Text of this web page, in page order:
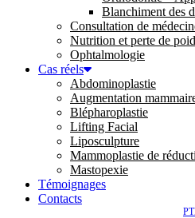
Blanchiment des
Consultation de
Nutrition et perte de
Ophtalmologie
Cas réels
Abdominoplastie
Augmentation
Blépharoplastie
Lifting Facial
Liposculpture
Mammoplastie de
Mastopexie
Témoignages
Contacts
PT